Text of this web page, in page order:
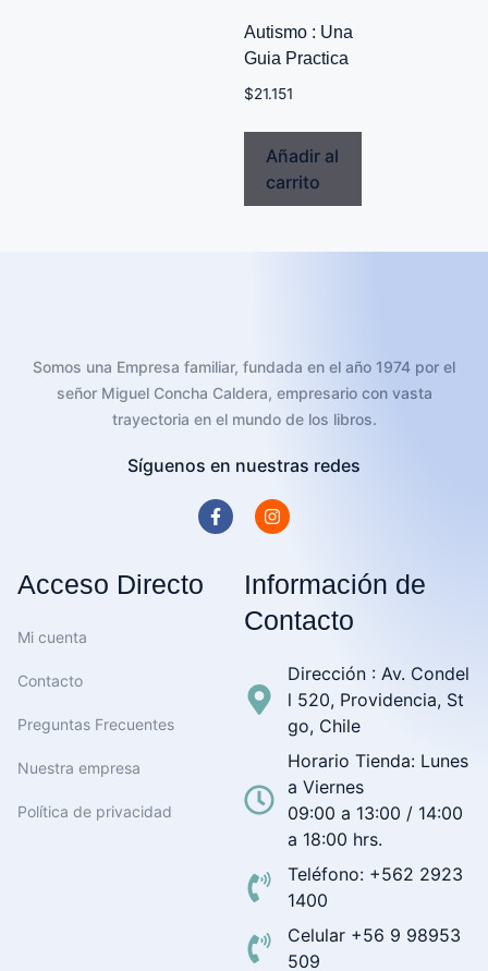
Autismo : Una
Guia Practica
$21.151
Añadir al
carrito
Somos una Empresa familiar, fundada en el año 1974 por el
señor Miguel Concha Caldera, empresario con vasta
trayectoria en el mundo de los libros.
Síguenos en nuestras redes
Acceso Directo
Mi cuenta
Contacto
Preguntas Frecuentes
Nuestra empresa
Política de privacidad
Información de
Contacto
Dirección : Av. Condel
l 520, Providencia, St
go, Chile
Horario Tienda: Lunes
a Viernes
09:00 a 13:00 / 14:00
a 18:00 hrs.
Teléfono: +562 2923
1400
Celular +56 9 98953
509